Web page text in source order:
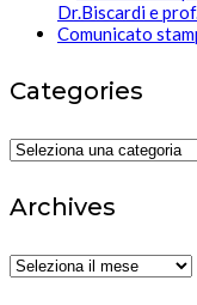
Dr.Biscardi e
Comunicato
Categories
Categories
Archives
Archives